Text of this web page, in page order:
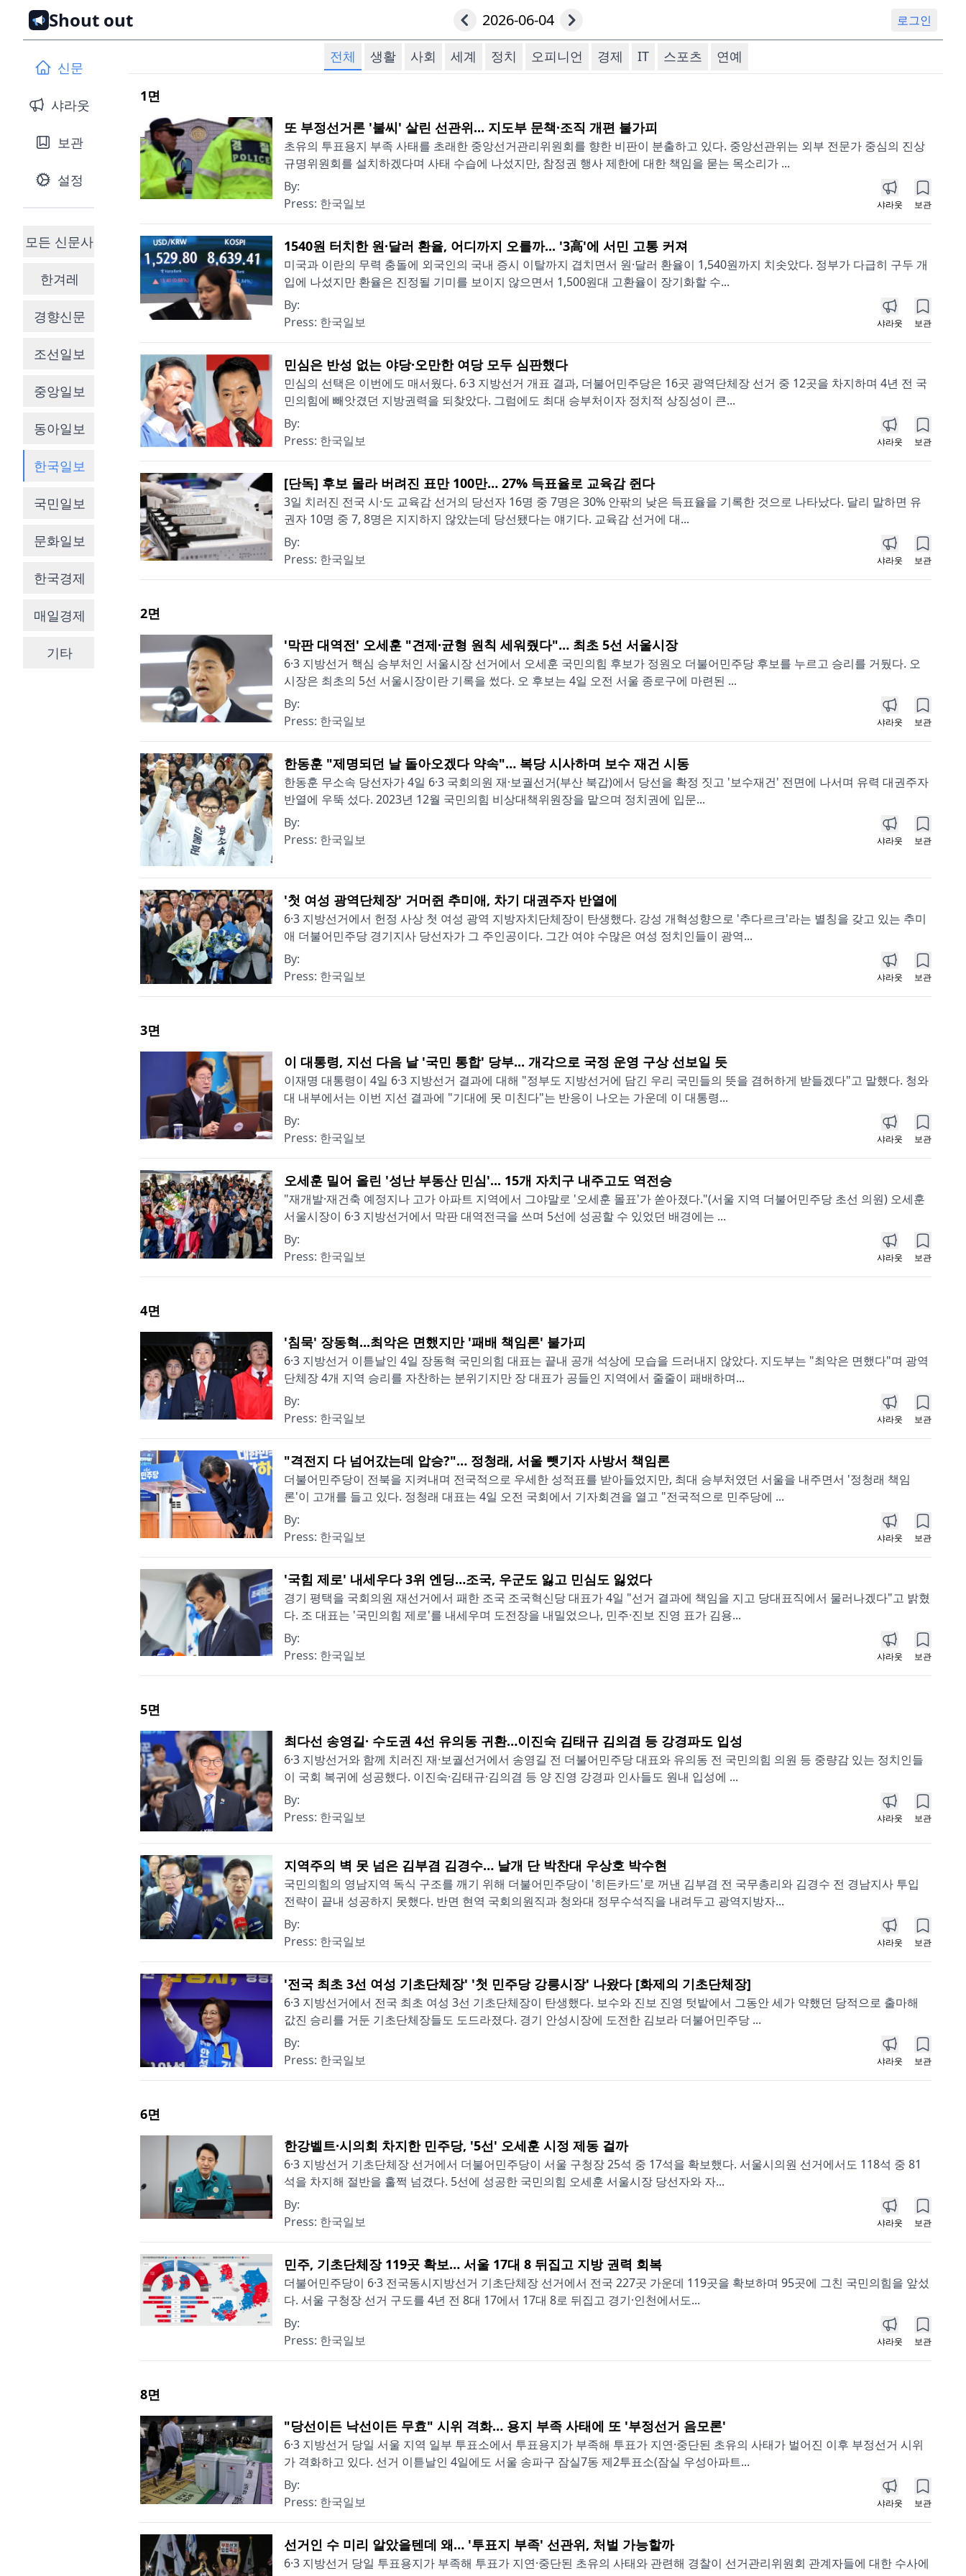
Shout out 2026-06-04 로그인
신문
샤라웃
보관
설정
모든 신문사
한겨레
경향신문
조선일보
중앙일보
동아일보
한국일보
국민일보
문화일보
한국경제
매일경제
기타
전체 생활 사회 세계 정치 오피니언 경제 IT 스포츠 연예
1면
또 부정선거론 '불씨' 살린 선관위... 지도부 문책·조직 개편 불가피
초유의 투표용지 부족 사태를 초래한 중앙선거관리위원회를 향한 비판이 분출하고 있다. 중앙선관위는 외부 전문가 중심의 진상
규명위원회를 설치하겠다며 사태 수습에 나섰지만, 참정권 행사 제한에 대한 책임을 묻는 목소리가 ...
By:
Press: 한국일보 샤라웃 보관
1540원 터치한 원·달러 환율, 어디까지 오를까... '3高'에 서민 고통 커져
미국과 이란의 무력 충돌에 외국인의 국내 증시 이탈까지 겹치면서 원·달러 환율이 1,540원까지 치솟았다. 정부가 다급히 구두 개
입에 나섰지만 환율은 진정될 기미를 보이지 않으면서 1,500원대 고환율이 장기화할 수...
By:
Press: 한국일보 샤라웃 보관
민심은 반성 없는 야당·오만한 여당 모두 심판했다
민심의 선택은 이번에도 매서웠다. 6·3 지방선거 개표 결과, 더불어민주당은 16곳 광역단체장 선거 중 12곳을 차지하며 4년 전 국
민의힘에 빼앗겼던 지방권력을 되찾았다. 그럼에도 최대 승부처이자 정치적 상징성이 큰...
By:
Press: 한국일보 샤라웃 보관
[단독] 후보 몰라 버려진 표만 100만… 27% 득표율로 교육감 쥔다
3일 치러진 전국 시·도 교육감 선거의 당선자 16명 중 7명은 30% 안팎의 낮은 득표율을 기록한 것으로 나타났다. 달리 말하면 유
권자 10명 중 7, 8명은 지지하지 않았는데 당선됐다는 얘기다. 교육감 선거에 대...
By:
Press: 한국일보 샤라웃 보관
2면
'막판 대역전' 오세훈 "견제·균형 원칙 세워줬다"… 최초 5선 서울시장
6·3 지방선거 핵심 승부처인 서울시장 선거에서 오세훈 국민의힘 후보가 정원오 더불어민주당 후보를 누르고 승리를 거뒀다. 오
시장은 최초의 5선 서울시장이란 기록을 썼다. 오 후보는 4일 오전 서울 종로구에 마련된 ...
By:
Press: 한국일보 샤라웃 보관
한동훈 "제명되던 날 돌아오겠다 약속"… 복당 시사하며 보수 재건 시동
한동훈 무소속 당선자가 4일 6·3 국회의원 재·보궐선거(부산 북갑)에서 당선을 확정 짓고 '보수재건' 전면에 나서며 유력 대권주자
반열에 우뚝 섰다. 2023년 12월 국민의힘 비상대책위원장을 맡으며 정치권에 입문...
By:
Press: 한국일보 샤라웃 보관
'첫 여성 광역단체장' 거머쥔 추미애, 차기 대권주자 반열에
6·3 지방선거에서 헌정 사상 첫 여성 광역 지방자치단체장이 탄생했다. 강성 개혁성향으로 '추다르크'라는 별칭을 갖고 있는 추미
애 더불어민주당 경기지사 당선자가 그 주인공이다. 그간 여야 수많은 여성 정치인들이 광역...
By:
Press: 한국일보 샤라웃 보관
3면
이 대통령, 지선 다음 날 '국민 통합' 당부... 개각으로 국정 운영 구상 선보일 듯
이재명 대통령이 4일 6·3 지방선거 결과에 대해 "정부도 지방선거에 담긴 우리 국민들의 뜻을 겸허하게 받들겠다"고 말했다. 청와
대 내부에서는 이번 지선 결과에 "기대에 못 미친다"는 반응이 나오는 가운데 이 대통령...
By:
Press: 한국일보 샤라웃 보관
오세훈 밀어 올린 '성난 부동산 민심'... 15개 자치구 내주고도 역전승
"재개발·재건축 예정지나 고가 아파트 지역에서 그야말로 '오세훈 몰표'가 쏟아졌다."(서울 지역 더불어민주당 초선 의원) 오세훈
서울시장이 6·3 지방선거에서 막판 대역전극을 쓰며 5선에 성공할 수 있었던 배경에는 ...
By:
Press: 한국일보 샤라웃 보관
4면
'침묵' 장동혁...최악은 면했지만 '패배 책임론' 불가피
6·3 지방선거 이튿날인 4일 장동혁 국민의힘 대표는 끝내 공개 석상에 모습을 드러내지 않았다. 지도부는 "최악은 면했다"며 광역
단체장 4개 지역 승리를 자찬하는 분위기지만 장 대표가 공들인 지역에서 줄줄이 패배하며...
By:
Press: 한국일보 샤라웃 보관
"격전지 다 넘어갔는데 압승?"… 정청래, 서울 뺏기자 사방서 책임론
더불어민주당이 전북을 지켜내며 전국적으로 우세한 성적표를 받아들었지만, 최대 승부처였던 서울을 내주면서 '정청래 책임
론'이 고개를 들고 있다. 정청래 대표는 4일 오전 국회에서 기자회견을 열고 "전국적으로 민주당에 ...
By:
Press: 한국일보 샤라웃 보관
'국힘 제로' 내세우다 3위 엔딩…조국, 우군도 잃고 민심도 잃었다
경기 평택을 국회의원 재선거에서 패한 조국 조국혁신당 대표가 4일 "선거 결과에 책임을 지고 당대표직에서 물러나겠다"고 밝혔
다. 조 대표는 '국민의힘 제로'를 내세우며 도전장을 내밀었으나, 민주·진보 진영 표가 김용...
By:
Press: 한국일보 샤라웃 보관
5면
최다선 송영길· 수도권 4선 유의동 귀환…이진숙 김태규 김의겸 등 강경파도 입성
6·3 지방선거와 함께 치러진 재·보궐선거에서 송영길 전 더불어민주당 대표와 유의동 전 국민의힘 의원 등 중량감 있는 정치인들
이 국회 복귀에 성공했다. 이진숙·김태규·김의겸 등 양 진영 강경파 인사들도 원내 입성에 ...
By:
Press: 한국일보 샤라웃 보관
지역주의 벽 못 넘은 김부겸 김경수… 날개 단 박찬대 우상호 박수현
국민의힘의 영남지역 독식 구조를 깨기 위해 더불어민주당이 '히든카드'로 꺼낸 김부겸 전 국무총리와 김경수 전 경남지사 투입
전략이 끝내 성공하지 못했다. 반면 현역 국회의원직과 청와대 정무수석직을 내려두고 광역지방자...
By:
Press: 한국일보 샤라웃 보관
'전국 최초 3선 여성 기초단체장' '첫 민주당 강릉시장' 나왔다 [화제의 기초단체장]
6·3 지방선거에서 전국 최초 여성 3선 기초단체장이 탄생했다. 보수와 진보 진영 텃밭에서 그동안 세가 약했던 당적으로 출마해
값진 승리를 거둔 기초단체장들도 도드라졌다. 경기 안성시장에 도전한 김보라 더불어민주당 ...
By:
Press: 한국일보 샤라웃 보관
6면
한강벨트·시의회 차지한 민주당, '5선' 오세훈 시정 제동 걸까
6·3 지방선거 기초단체장 선거에서 더불어민주당이 서울 구청장 25석 중 17석을 확보했다. 서울시의원 선거에서도 118석 중 81
석을 차지해 절반을 훌쩍 넘겼다. 5선에 성공한 국민의힘 오세훈 서울시장 당선자와 자...
By:
Press: 한국일보 샤라웃 보관
민주, 기초단체장 119곳 확보… 서울 17대 8 뒤집고 지방 권력 회복
더불어민주당이 6·3 전국동시지방선거 기초단체장 선거에서 전국 227곳 가운데 119곳을 확보하며 95곳에 그친 국민의힘을 앞섰
다. 서울 구청장 선거 구도를 4년 전 8대 17에서 17대 8로 뒤집고 경기·인천에서도...
By:
Press: 한국일보 샤라웃 보관
8면
"당선이든 낙선이든 무효" 시위 격화… 용지 부족 사태에 또 '부정선거 음모론'
6·3 지방선거 당일 서울 지역 일부 투표소에서 투표용지가 부족해 투표가 지연·중단된 초유의 사태가 벌어진 이후 부정선거 시위
가 격화하고 있다. 선거 이튿날인 4일에도 서울 송파구 잠실7동 제2투표소(잠실 우성아파트...
By:
Press: 한국일보 샤라웃 보관
선거인 수 미리 알았을텐데 왜… '투표지 부족' 선관위, 처벌 가능할까
6·3 지방선거 당일 투표용지가 부족해 투표가 지연·중단된 초유의 사태와 관련해 경찰이 선거관리위원회 관계자들에 대한 수사에